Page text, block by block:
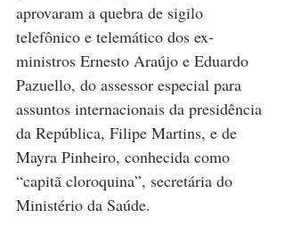
aprovaram a quebra de sigilo
telefônico e telemático dos ex-
ministros Ernesto Araújo e Eduardo
Pazuello, do assessor especial para
assuntos internacionais da presidência
da República, Filipe Martins, e de
Mayra Pinheiro, conhecida como
“capitã cloroquina”, secretária do
Ministério da Saúde.